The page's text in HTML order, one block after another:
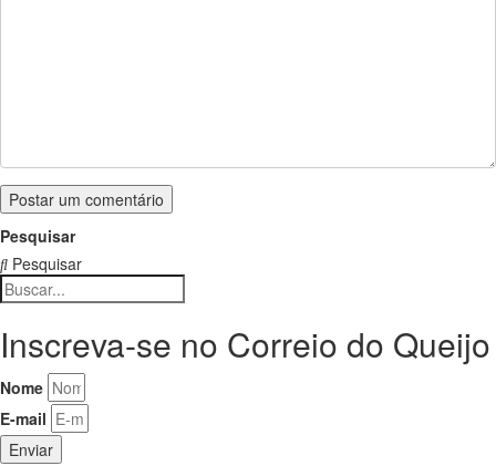
Pesquisar
Pesquisar
Inscreva-se no Correio do Queijo
Nome
E-mail
Enviar